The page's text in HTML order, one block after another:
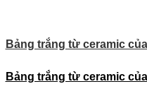
Bảng trắng từ ceramic
Bảng trắng từ ceramic